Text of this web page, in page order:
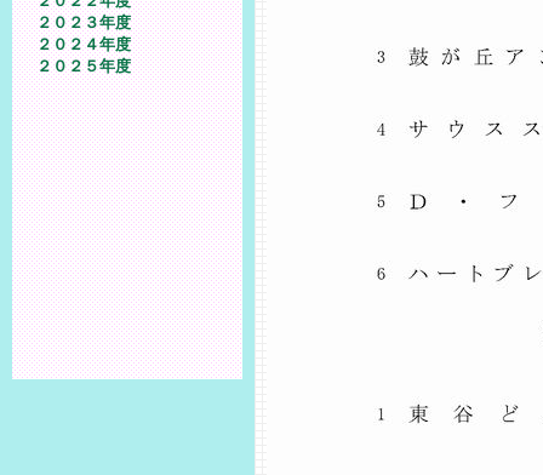
２０２３年度
２０２４年度
２０２５年度